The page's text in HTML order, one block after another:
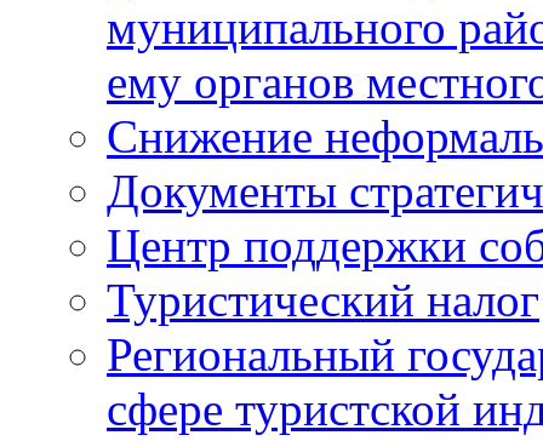
муниципального
ему органов
Снижение
Документы
Центр поддержки
Туристический налог
Региональный
сфере туристской